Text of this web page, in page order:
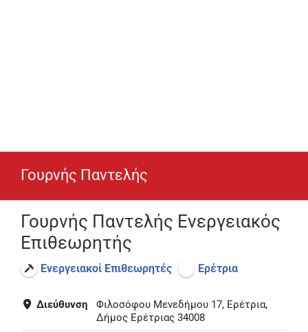
Γουρνής Παντελής
Γουρνής Παντελής Ενεργειακός
Επιθεωρητής
Ενεργειακοί Επιθεωρητές Ερέτρια
Διεύθυνση
Φιλοσόφου Μενεδήμου 17, Ερέτρια,
Δήμος Ερέτριας 34008